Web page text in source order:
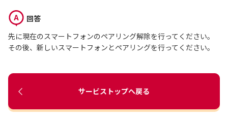
回答
先に現在のスマートフォンのペアリング解除を行ってください。
その後、新しいスマートフォンとペアリングを行ってください。
サービストップへ戻る